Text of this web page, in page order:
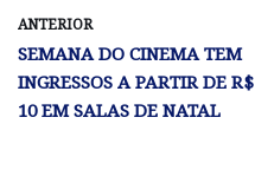
ANTERIOR
SEMANA DO CINEMA TEM
INGRESSOS A PARTIR DE R$
10 EM SALAS DE NATAL